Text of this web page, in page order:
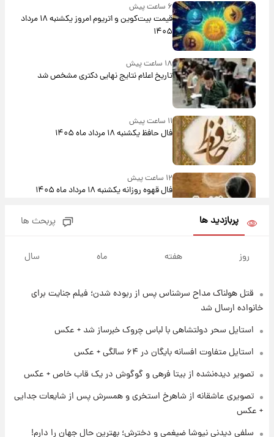
۶ ساعت پیش
قیمت بیت‌کوین و اتریوم امروز یکشنبه ۱۸ مرداد
۱۴۰۵
۱۸ ساعت پیش
تاریخ اعلام نتایج نهایی دکتری مشخص شد
۱۱ ساعت پیش
فال حافظ یکشنبه ۱۸ مرداد ماه ۱۴۰۵
۱۲ ساعت پیش
فال قهوه روزانه یکشنبه ۱۸ مرداد ماه ۱۴۰۵
۲۰ ساعت پیش
۲۱ ساعت پیش
جهانی در آمریکا + فیلم
پربازدید ها پربحث ها
روز هفته ماه سال
قتل هولناک مداح سرشناس پس از ربوده شدن؛ فیلم جنایت برای
خانواده ارسال شد
استایل سحر دولتشاهی با لباس چروک خبرساز شد + عکس
استایل متفاوت افسانه بایگان در ۶۴ سالگی + عکس
تصویر دیده‌نشده از بیتا فرهی و گوگوش در یک قاب خاص + عکس
تصویری عاشقانه از شاهرخ استخری و همسرش پس از شایعات جدایی
+ عکس
سلفی دیدنی نیوشا ضیغمی و دخترش؛ بهترین حال جهان را دارم!